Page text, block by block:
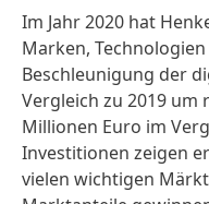
Im Jahr 2020 hat
Marken,
Beschleunigung der
Vergleich zu 2019 um
Millionen Euro im
Investitionen zeigen
vielen wichtigen